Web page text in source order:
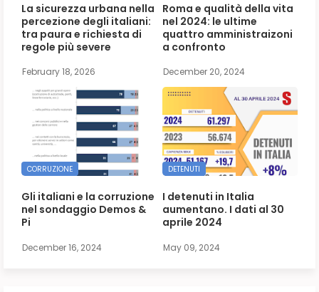
La sicurezza urbana nella
percezione degli italiani:
tra paura e richiesta di
regole più severe
February 18, 2026
Roma e qualità della vita
nel 2024: le ultime
quattro amministraizoni
a confronto
December 20, 2024
CORRUZIONE
Gli italiani e la corruzione
nel sondaggio Demos &
Pi
December 16, 2024
DETENUTI
I detenuti in Italia
aumentano. I dati al 30
aprile 2024
May 09, 2024